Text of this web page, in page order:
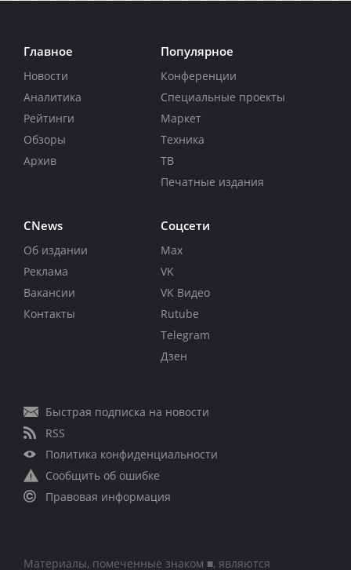
Главное
Новости
Аналитика
Рейтинги
Обзоры
Архив
Популярное
Конференции
Специальные проекты
Маркет
Техника
ТВ
Печатные издания
CNews
Об издании
Реклама
Вакансии
Контакты
Соцсети
Max
VK
VK Видео
Rutube
Telegram
Дзен
Быстрая подписка на новости
RSS
Политика конфиденциальности
Сообщить об ошибке
Правовая информация
Материалы, помеченные знаком ■, являются